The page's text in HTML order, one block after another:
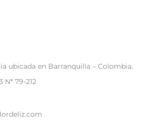
ubicada en Barranquilla – Colombia.
N* 79-212